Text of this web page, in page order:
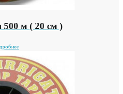
500 м ( 20 см )